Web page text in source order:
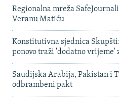
Regionalna mreža
Veranu Matiću
Konstitutivna sjednica
ponovo traži 'dodatno vrijeme'
Saudijska Arabija, Pakistan i
odbrambeni pakt